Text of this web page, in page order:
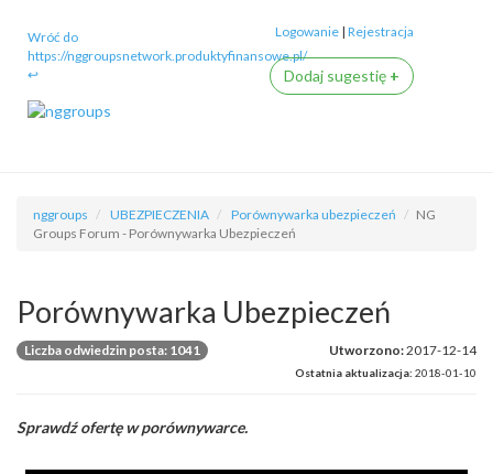
Wróć do
https://nggroupsnetwork.produktyfinansowe.pl/
↩
Logowanie |Rejestracja
Dodaj sugestię +
nggroups UBEZPIECZENIA Porównywarka ubezpieczeń
NG
Groups Forum - Porównywarka Ubezpieczeń
Porównywarka Ubezpieczeń
Utworzono:2017-12-14
Ostatnia aktualizacja: 2018-01-10
Liczba odwiedzin posta: 1041
Sprawdź ofertę w porównywarce.